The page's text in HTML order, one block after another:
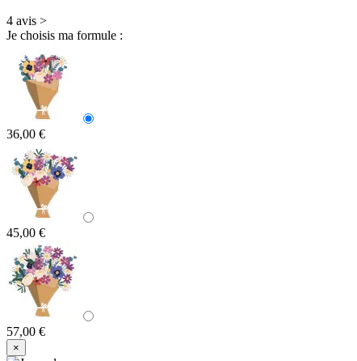
4 avis >
Je choisis ma formule :
36,00 €
45,00 €
57,00 €
×